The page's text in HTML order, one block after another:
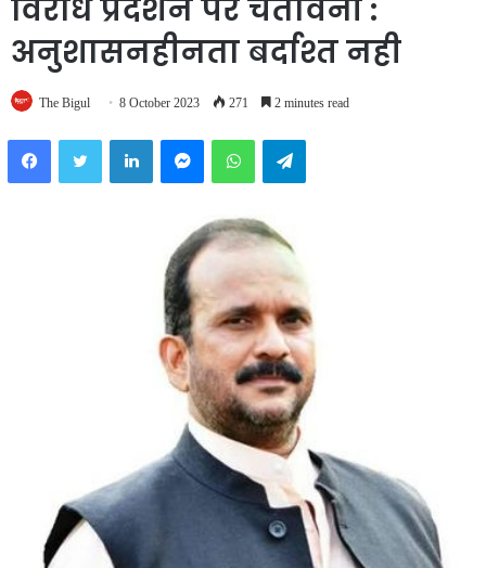
विरोध प्रदर्शन पर चेतावनी :
अनुशासनहीनता बर्दाश्त नही
The Bigul 8 October 2023 271 2 minutes read
FacebookTwitter LinkedInMessengerWhatsAppTelegram